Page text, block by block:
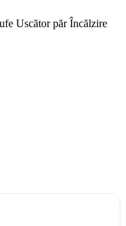
Uscător păr Încălzire